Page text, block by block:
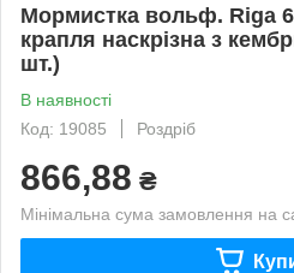
Мормистка вольф. Riga
крапля наскрізна з
шт.)
В наявності
Код: 19085
Роздріб
866,88 ₴
Мінімальна сума замовлення на